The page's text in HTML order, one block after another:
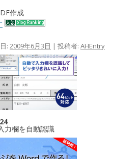
作成
: 2009年6月3日 | 投稿者: AHEntry
力欄を自動認識